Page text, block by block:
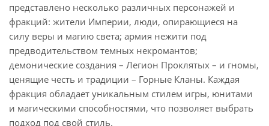
представлено несколько различных персонажей и
фракций: жители Империи, люди, опирающиеся на
силу веры и магию света; армия нежити под
предводительством темных некромантов;
демонические создания – Легион Проклятых – и гномы,
ценящие честь и традиции – Горные Кланы. Каждая
фракция обладает уникальным стилем игры, юнитами
и магическими способностями, что позволяет выбрать
подход под свой стиль.